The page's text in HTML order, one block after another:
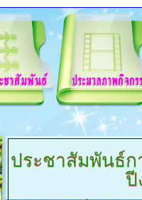
ประชาสัมพันธ์ก
ปี